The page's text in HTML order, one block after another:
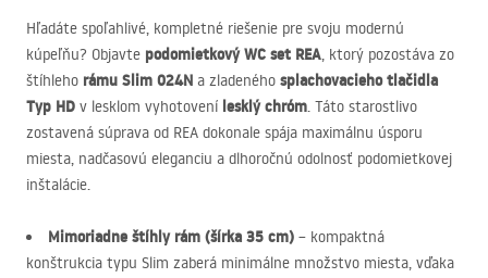
Hľadáte spoľahlivé, kompletné riešenie pre svoju modernú
kúpeľňu? Objavte podomietkový WC set REA, ktorý pozostáva zo
štíhleho rámu Slim 024N a zladeného splachovacieho tlačidla
Typ HD v lesklom vyhotovení lesklý chróm. Táto starostlivo
zostavená súprava od REA dokonale spája maximálnu úsporu
miesta, nadčasovú eleganciu a dlhoročnú odolnosť podomietkovej
inštalácie.
Mimoriadne štíhly rám (šírka 35 cm) – kompaktná
konštrukcia typu Slim zaberá minimálne množstvo miesta, vďaka